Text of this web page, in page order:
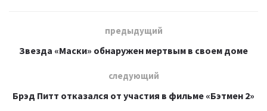
предыдущий
Звезда «Маски» обнаружен мертвым в своем доме
следующий
Брэд Питт отказался от участия в фильме «Бэтмен 2»